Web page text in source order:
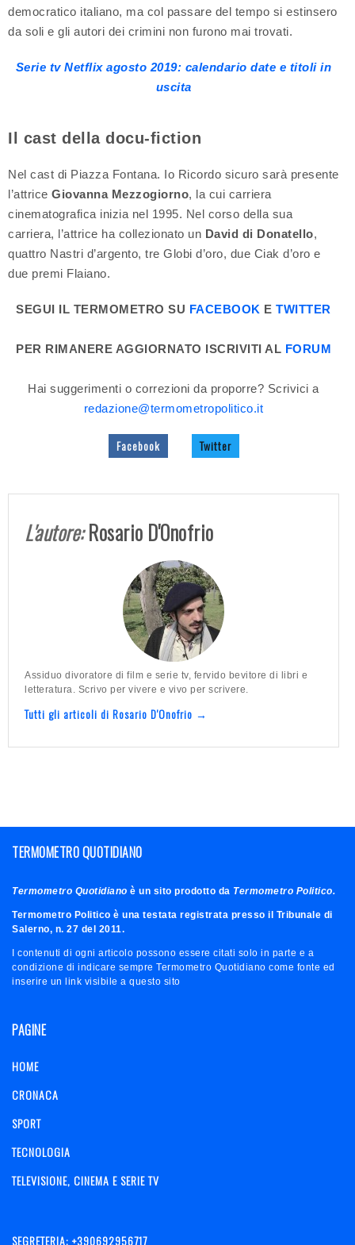
democratico italiano, ma col passare del tempo si estinsero
da soli e gli autori dei crimini non furono mai trovati.
Serie tv Netflix agosto 2019: calendario date e titoli in
uscita
Il cast della docu-fiction
Nel cast di Piazza Fontana. Io Ricordo sicuro sarà presente
l’attrice Giovanna Mezzogiorno, la cui carriera
cinematografica inizia nel 1995. Nel corso della sua
carriera, l’attrice ha collezionato un David di Donatello,
quattro Nastri d’argento, tre Globi d’oro, due Ciak d’oro e
due premi Flaiano.
SEGUI IL TERMOMETRO SU FACEBOOK ETWITTER
PER RIMANERE AGGIORNATO ISCRIVITI AL FORUM
Hai suggerimenti o correzioni da proporre? Scrivici a
redazione@termometropolitico.it
Facebook Twitter
L'autore:Rosario D'Onofrio
Assiduo divoratore di film e serie tv, fervido bevitore di libri e
letteratura. Scrivo per vivere e vivo per scrivere.
Tutti gli articoli di Rosario D'Onofrio →
TERMOMETRO QUOTIDIANO
Termometro Quotidiano è un sito prodotto da Termometro Politico.
Termometro Politico è una testata registrata presso il Tribunale di
Salerno, n. 27 del 2011.
I contenuti di ogni articolo possono essere citati solo in parte e a
condizione di indicare sempre Termometro Quotidiano come fonte ed
inserire un link visibile a questo sito
PAGINE
HOME
CRONACA
SPORT
TECNOLOGIA
TELEVISIONE, CINEMA E SERIE TV
SEGRETERIA: +390692956717